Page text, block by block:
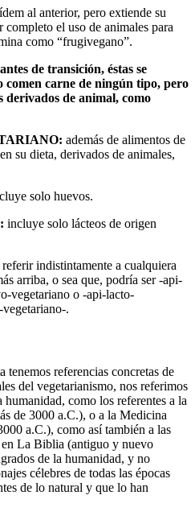
ídem al anterior, pero extiende su
el uso de animales para
como “frugivegano”.
de transición, éstas se
comen carne de ningún tipo, pero
derivados de animal, como
además de alimentos de
su dieta, derivados de animales,
solo huevos.
incluye solo lácteos de origen
indistintamente a cualquiera
arriba, o sea que, podría ser -api-
vegetariano o -api-lacto-
.
tenemos referencias concretas de
del vegetarianismo, nos referimos
humanidad, como los referentes a la
de 3000 a.C.), o a la Medicina
a.C.), como así también a las
La Biblia (antiguo y nuevo
de la humanidad, y no
célebres de todas las épocas
de lo natural y que lo han